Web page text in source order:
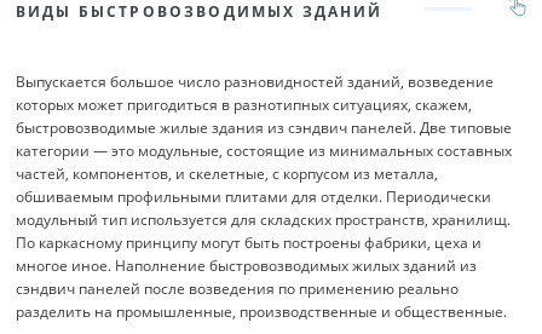
ВИДЫ БЫСТРОВОЗВОДИМЫХ ЗДАНИЙ
Выпускается большое число разновидностей зданий, возведение
которых может пригодиться в разнотипных ситуациях, скажем,
быстровозводимые жилые здания из сэндвич панелей. Две типовые
категории — это модульные, состоящие из минимальных составных
частей, компонентов, и скелетные, с корпусом из металла,
обшиваемым профильными плитами для отделки. Периодически
модульный тип используется для складских пространств, хранилищ.
По каркасному принципу могут быть построены фабрики, цеха и
многое иное. Наполнение быстровозводимых жилых зданий из
сэндвич панелей после возведения по применению реально
разделить на промышленные, производственные и общественные.